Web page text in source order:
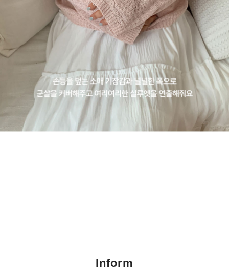
Inform